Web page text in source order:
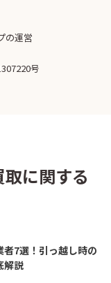
の運営
号
に関する
7選！引っ越し時の
解説